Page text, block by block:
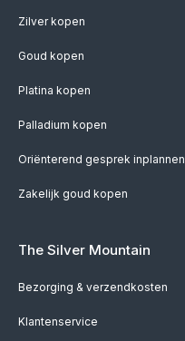
Zilver kopen
Goud kopen
Platina kopen
Palladium kopen
Oriënterend gesprek inplannen
Zakelijk goud kopen
The Silver Mountain
Bezorging & verzendkosten
Klantenservice